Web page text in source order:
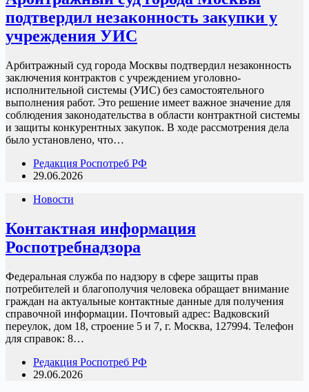
подтвердил незаконность закупки у
учреждения УИС
Арбитражный суд города Москвы подтвердил незаконность
заключения контрактов с учреждением уголовно-
исполнительной системы (УИС) без самостоятельного
выполнения работ. Это решение имеет важное значение для
соблюдения законодательства в области контрактной системы
и защиты конкурентных закупок. В ходе рассмотрения дела
было установлено, что…
Редакция Роспотреб РФ
29.06.2026
Новости
Контактная информация
Роспотребнадзора
Федеральная служба по надзору в сфере защиты прав
потребителей и благополучия человека обращает внимание
граждан на актуальные контактные данные для получения
справочной информации. Почтовый адрес: Вадковский
переулок, дом 18, строение 5 и 7, г. Москва, 127994. Телефон
для справок: 8…
Редакция Роспотреб РФ
29.06.2026